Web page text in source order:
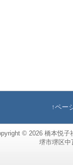
↑ペー
© 2026 橋本悦子
堺市堺区